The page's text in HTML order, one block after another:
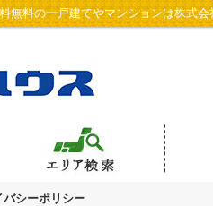
無料の一戸建てやマンションは株式
バシーポリシー